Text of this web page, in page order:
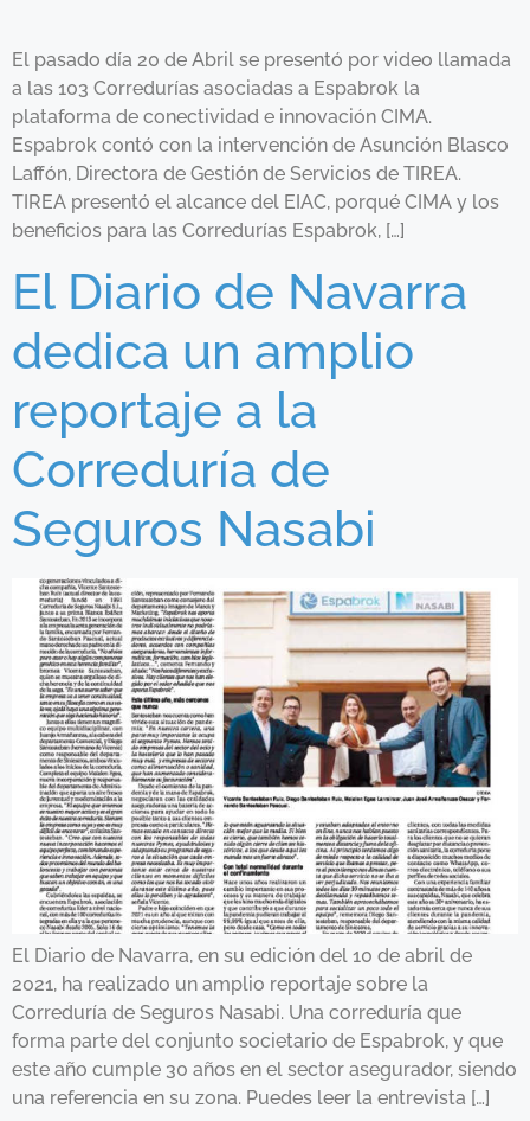
El pasado día 20 de Abril se presentó por video llamada
a las 103 Corredurías asociadas a Espabrok la
plataforma de conectividad e innovación CIMA.
Espabrok contó con la intervención de Asunción Blasco
Laffón, Directora de Gestión de Servicios de TIREA.
TIREA presentó el alcance del EIAC, porqué CIMA y los
beneficios para las Corredurías Espabrok, […]
El Diario de Navarra
dedica un amplio
reportaje a la
Correduría de
Seguros Nasabi
El Diario de Navarra, en su edición del 10 de abril de
2021, ha realizado un amplio reportaje sobre la
Correduría de Seguros Nasabi. Una correduría que
forma parte del conjunto societario de Espabrok, y que
este año cumple 30 años en el sector asegurador, siendo
una referencia en su zona. Puedes leer la entrevista […]